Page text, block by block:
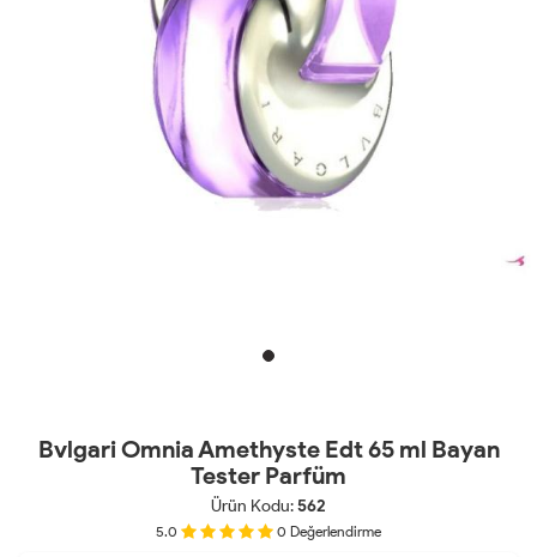
Bvlgari Omnia Amethyste Edt 65 ml Bayan
Tester Parfüm
Ürün Kodu:562
5.0 0 Değerlendirme